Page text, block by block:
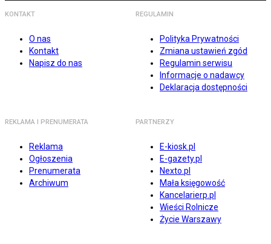
KONTAKT
O nas
Kontakt
Napisz do nas
REGULAMIN
Polityka Prywatności
Zmiana ustawień zgód
Regulamin serwisu
Informacje o nadawcy
Deklaracja dostępności
REKLAMA I PRENUMERATA
Reklama
Ogłoszenia
Prenumerata
Archiwum
PARTNERZY
E-kiosk.pl
E-gazety.pl
Nexto.pl
Mała księgowość
Kancelarierp.pl
Wieści Rolnicze
Życie Warszawy